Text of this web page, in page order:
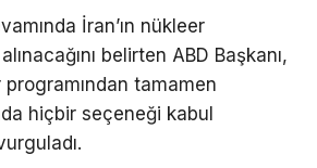
İran’ın nükleer
belirten ABD Başkanı,
programından tamamen
hiçbir seçeneği kabul